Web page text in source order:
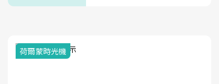
荷爾蒙時光機